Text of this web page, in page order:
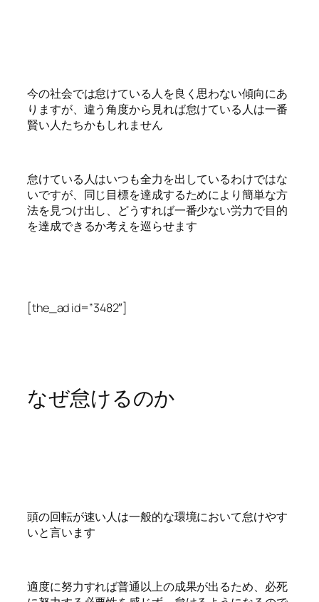
今の社会では怠けている人を良く思わない傾向にあ
りますが、違う角度から見れば怠けている人は一番
賢い人たちかもしれません
怠けている人はいつも全力を出しているわけではな
いですが、同じ目標を達成するためにより簡単な方
法を見つけ出し、どうすれば一番少ない労力で目的
を達成できるか考えを巡らせます
[the_ad id=”3482″]
なぜ怠けるのか
頭の回転が速い人は一般的な環境において怠けやす
いと言います
適度に努力すれば普通以上の成果が出るため、必死